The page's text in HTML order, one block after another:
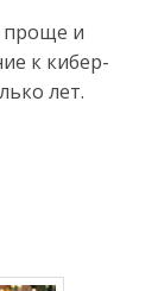
проще и
к кибер-
лет.